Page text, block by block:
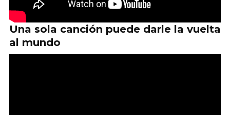
Una sola canción puede darle la vuelta
al mundo